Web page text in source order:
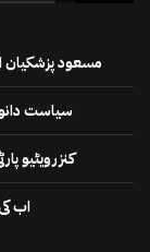
مسعود پزشکیان ایک کروڑ 70 لاکھ ووٹ حاصل
سیاست
کنزرویٹیو
اب کی بار 400 پار ؛ مودی کانعرہ